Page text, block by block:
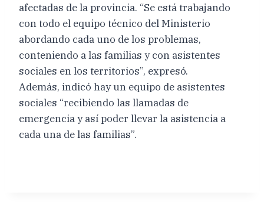
afectadas de la provincia. “Se está trabajando
con todo el equipo técnico del Ministerio
abordando cada uno de los problemas,
conteniendo a las familias y con asistentes
sociales en los territorios”, expresó.
Además, indicó hay un equipo de asistentes
sociales “recibiendo las llamadas de
emergencia y así poder llevar la asistencia a
cada una de las familias”.